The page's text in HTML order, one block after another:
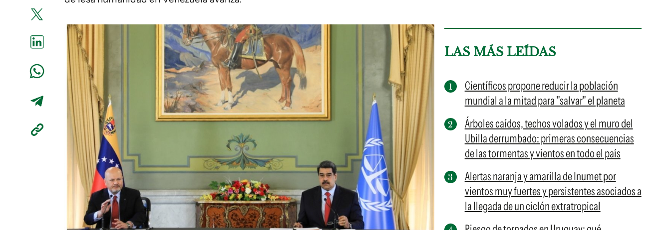
LAS MÁS LEÍDAS
Científicos propone reducir la población
mundial a la mitad para "salvar" el planeta
Árboles caídos, techos volados y el muro del
Ubilla derrumbado: primeras consecuencias
de las tormentas y vientos en todo el país
Alertas naranja y amarilla de Inumet por
vientos muy fuertes y persistentes asociados a
la llegada de un ciclón extratropical